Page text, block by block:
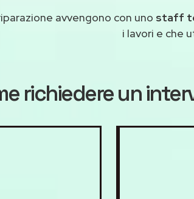
avvengono con uno staff
i lavori e che
richiedere un